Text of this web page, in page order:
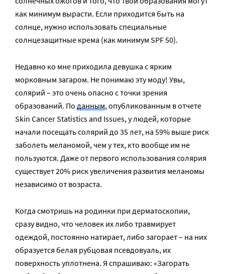
как минимум вырасти. Если приходится быть на
солнце, нужно использовать специальные
солнцезащитные крема (как минимум SPF 50).
Недавно ко мне приходила девушка с ярким
морковным загаром. Не понимаю эту моду! Увы,
солярий – это очень опасно с точки зрения
образований. По данным, опубликованным в отчете
Skin Cancer Statistics and Issues, у людей, которые
начали посещать солярий до 35 лет, на 59% выше риск
заболеть меланомой, чем у тех, кто вообще им не
пользуются. Даже от первого использования солярия
существует 20% риск увеличения развития меланомы
независимо от возраста.
Когда смотришь на родинки при дерматоскопии,
сразу видно, что человек их либо травмирует
одеждой, постоянно натирает, либо загорает – на них
образуется белая рубцовая псевдовуаль, их
поверхность уплотнена. Я спрашиваю: «Загорать